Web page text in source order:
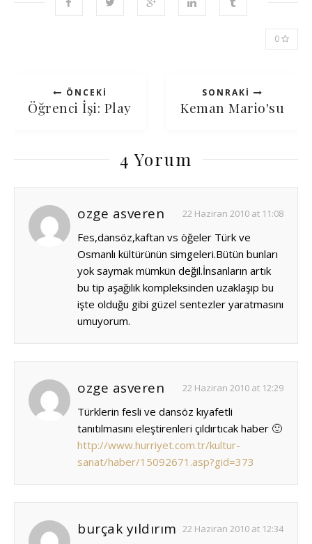
0
ÖNCEKI
Öğrenci İşi: Play
SONRAKI
Keman Mario'su
4 Yorum
ozge asveren 22 Haziran 2010 at 11:08
Fes,dansöz,kaftan vs öğeler Türk ve
Osmanlı kültürünün simgeleri.Bütün bunları
yok saymak mümkün değil.İnsanların artık
bu tip aşağılık kompleksinden uzaklaşıp bu
işte olduğu gibi güzel sentezler yaratmasını
umuyorum.
ozge asveren 22 Haziran 2010 at 12:29
Türklerin fesli ve dansöz kıyafetli
tanıtılmasını eleştirenleri çıldırtıcak haber 🙂
http://www.hurriyet.com.tr/kultur-
sanat/haber/15092671.asp?gid=373
burçak yıldırım 22 Haziran 2010 at 12:34